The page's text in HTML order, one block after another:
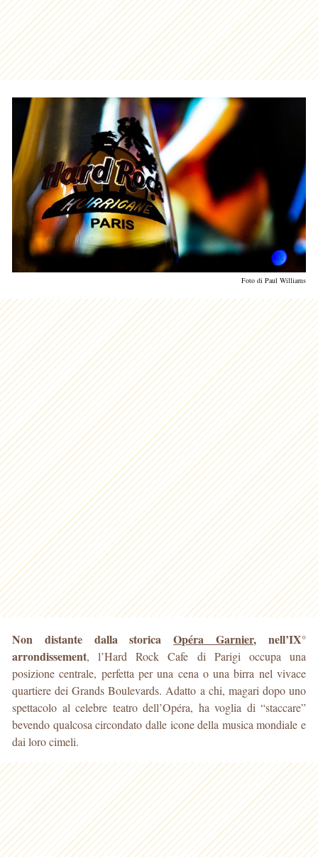
Foto di Paul Williams
Non distante dalla storicaOpéra Garnier, nell’IX°
arrondissement, l’Hard Rock Cafe di Parigi occupa una
posizione centrale, perfetta per una cena o una birra nel vivace
quartiere dei Grands Boulevards. Adatto a chi, magari dopo uno
spettacolo al celebre teatro dell’Opéra, ha voglia di “staccare”
bevendo qualcosa circondato dalle icone della musica mondiale e
dai loro cimeli.